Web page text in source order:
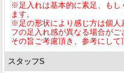
※足入れは基本的に素足、もし
ます。
※足の形状により感じ方は個人
フの足入れ感が異なる場合がご
その旨ご考慮頂き、参考にして
スタッフS